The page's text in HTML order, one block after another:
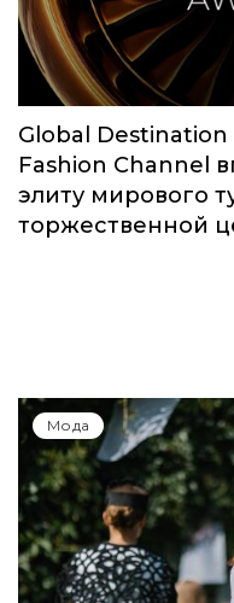
Global Destination
Fashion Channel
элиту мирового
торжественной
Мода